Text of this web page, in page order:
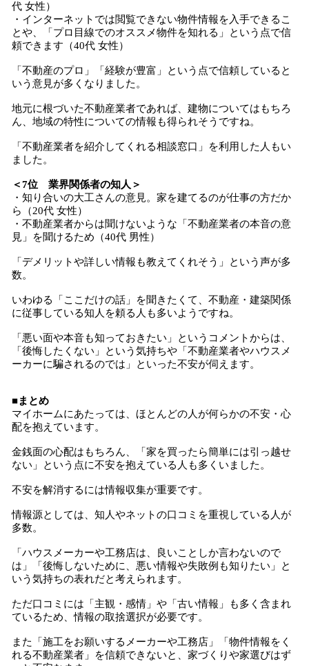
代 女性）
・インターネットでは閲覧できない物件情報を入手できるこ
とや、「プロ目線でのオススメ物件を知れる」という点で信
頼できます（40代 女性）
「不動産のプロ」「経験が豊富」という点で信頼していると
いう意見が多くなりました。
地元に根づいた不動産業者であれば、建物についてはもちろ
ん、地域の特性についての情報も得られそうですね。
「不動産業者を紹介してくれる相談窓口」を利用した人もい
ました。
＜7位 業界関係者の知人＞
・知り合いの大工さんの意見。家を建てるのが仕事の方だか
ら（20代 女性）
・不動産業者からは聞けないような「不動産業者の本音の意
見」を聞けるため（40代 男性）
「デメリットや詳しい情報も教えてくれそう」という声が多
数。
いわゆる「ここだけの話」を聞きたくて、不動産・建築関係
に従事している知人を頼る人も多いようですね。
「悪い面や本音も知っておきたい」というコメントからは、
「後悔したくない」という気持ちや「不動産業者やハウスメ
ーカーに騙されるのでは」といった不安が伺えます。
■まとめ
マイホームにあたっては、ほとんどの人が何らかの不安・心
配を抱えています。
金銭面の心配はもちろん、「家を買ったら簡単には引っ越せ
ない」という点に不安を抱えている人も多くいました。
不安を解消するには情報収集が重要です。
情報源としては、知人やネットの口コミを重視している人が
多数。
「ハウスメーカーや工務店は、良いことしか言わないので
は」「後悔しないために、悪い情報や失敗例も知りたい」と
いう気持ちの表れだと考えられます。
ただ口コミには「主観・感情」や「古い情報」も多く含まれ
ているため、情報の取捨選択が必要です。
また「施工をお願いするメーカーや工務店」「物件情報をく
れる不動産業者」を信頼できないと、家づくりや家選びはず